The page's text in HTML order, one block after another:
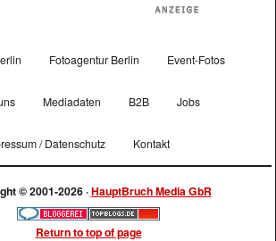
Fotoagentur Berlin Event-Fotos
Mediadaten B2B Jobs
/ Datenschutz Kontakt
© 2001-2026 ·HauptBruch Media GbR
Return to top of page